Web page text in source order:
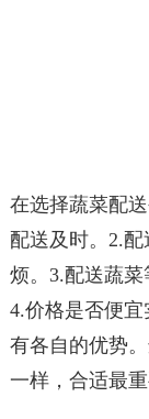
在选择蔬菜配
配送及时。2.
烦。3.配送蔬菜
4.价格是否便
有各自的优势
一样，合适最重